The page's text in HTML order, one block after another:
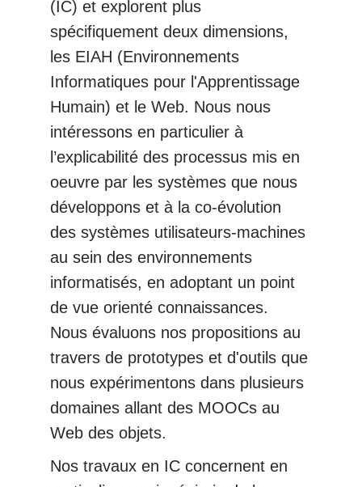
(IC) et explorent plus
spécifiquement deux dimensions,
les EIAH (Environnements
Informatiques pour l'Apprentissage
Humain) et le Web. Nous nous
intéressons en particulier à
l’explicabilité des processus mis en
oeuvre par les systèmes que nous
développons et à la co-évolution
des systèmes utilisateurs-machines
au sein des environnements
informatisés, en adoptant un point
de vue orienté connaissances.
Nous évaluons nos propositions au
travers de prototypes et d'outils que
nous expérimentons dans plusieurs
domaines allant des MOOCs au
Web des objets.
Nos travaux en IC concernent en